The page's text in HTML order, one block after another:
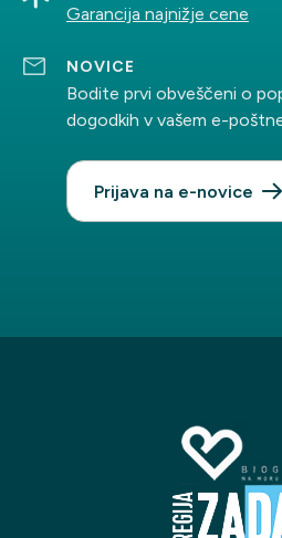
Vaši podatki bodo shranjeni na e-poštnem
za namen komunikacije z vami glede
vašega izrecnega soglasja ne bodo
Pošlji
Garancija najnižje cene
NOVICE
Bodite prvi obveščeni o
dogodkih v vašem e-
Prijava na e-novice